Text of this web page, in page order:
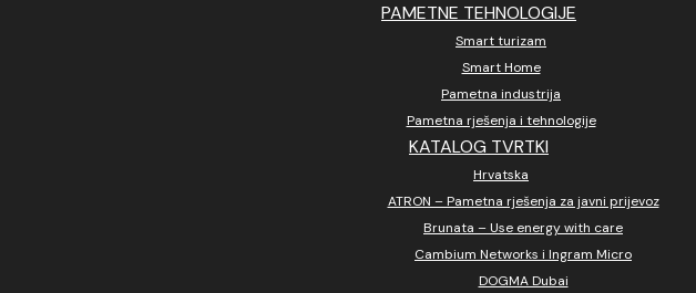
PAMETNE TEHNOLOGIJE
Smart turizam
Smart Home
Pametna industrija
Pametna rješenja i tehnologije
KATALOG TVRTKI
Hrvatska
ATRON – Pametna rješenja za javni prijevoz
Brunata – Use energy with care
Cambium Networks i Ingram Micro
DOGMA Dubai